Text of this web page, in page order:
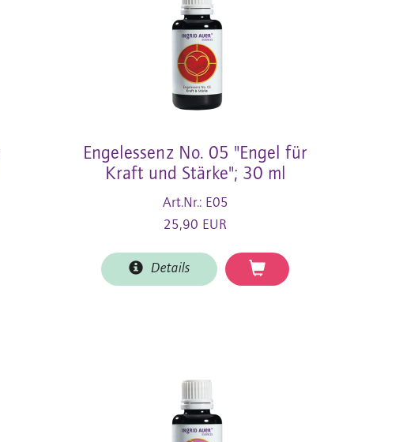
Engelessenz No. 05 "Engel für
Kraft und Stärke"; 30 ml
Art.Nr.: E05
25,90 EUR
Details